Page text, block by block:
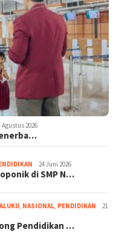
Agustus 2026
24 Juni 2026
di SMP N…
, NASIONAL, PENDIDIKAN
21
Pendidikan …